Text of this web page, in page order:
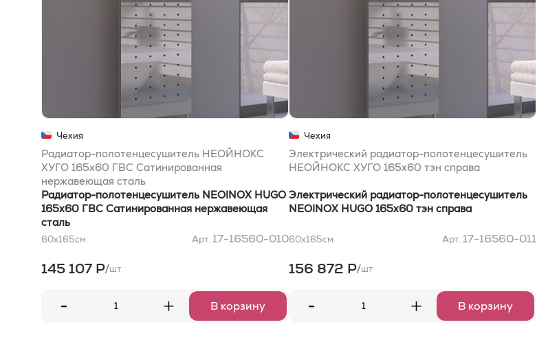
Чехия
Радиатор-полотенцесушитель НЕОЙНОКС
ХУГО 165x60 ГВС Сатинированная
нержавеющая сталь
Радиатор-полотенцесушитель NEOINOX HUGO
165x60 ГВС Сатинированная нержавеющая
сталь
60x165см Арт. 17-16560-010
145 107 Р/шт
- + В корзину
Чехия
Электрический радиатор-полотенцесушитель
НЕОЙНОКС ХУГО 165x60 тэн справа
Электрический радиатор-полотенцесушитель
NEOINOX HUGO 165x60 тэн справа
60x165см Арт. 17-16560-011
156 872 Р/шт
- + В корзину